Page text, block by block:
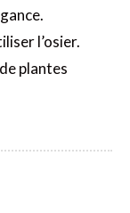
l’osier.
plantes